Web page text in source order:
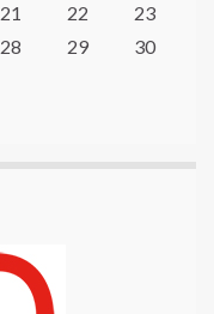
21 22
23
28 29
30